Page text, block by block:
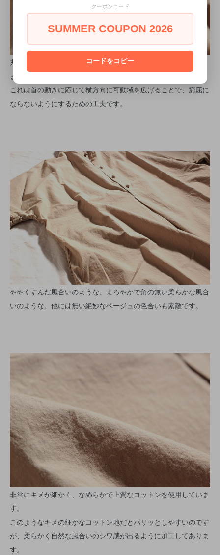
丸っこいくるみボタンもかわいい。
また、一番上のボタンホールは横付けになっています。
これは首の動きに応じて横方向に可動域を広げることで、窮屈に
ならないようにするための工夫です。
ややくすんだ風合いのような、まろやかで角の無い柔らかな風合
いのような、他には無い絶妙なベージュの色合いも素敵です。
非常にキメが細かく、なめらかで上質なコットンを使用していま
す。
このようなキメの細かなコットン地だとパリッとしやすいのです
が、柔らかく自然な風合いのシワ感が出るように加工してありま
す。
クーポンコード
SUMMER COUPON 2026
コードをコピー